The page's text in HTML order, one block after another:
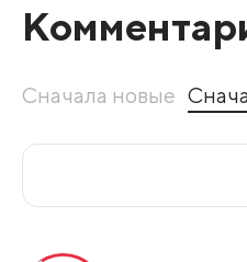
Сначала новые